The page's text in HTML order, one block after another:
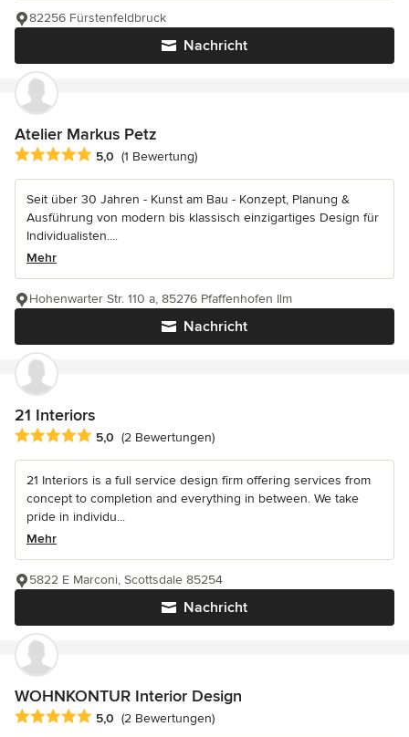
Nachricht
82256 Fürstenfeldbruck
Atelier Markus Petz
Durchschnittliche Bewertung: 5 von 5 Sternen
5,0 (1 Bewertung)
Seit über 30 Jahren - Kunst am Bau - Konzept, Planung &
Ausführung von modern bis klassisch einzigartiges Design für
Individualisten....
Mehr
Nachricht
Hohenwarter Str. 110 a, 85276 Pfaffenhofen Ilm
21 Interiors
Durchschnittliche Bewertung: 5 von 5 Sternen
5,0 (2 Bewertungen)
21 Interiors is a full service design firm offering services from
concept to completion and everything in between. We take
pride in individu...
Mehr
Nachricht
5822 E Marconi, Scottsdale 85254
WOHNKONTUR Interior Design
Durchschnittliche Bewertung: 5 von 5 Sternen
5,0 (2 Bewertungen)